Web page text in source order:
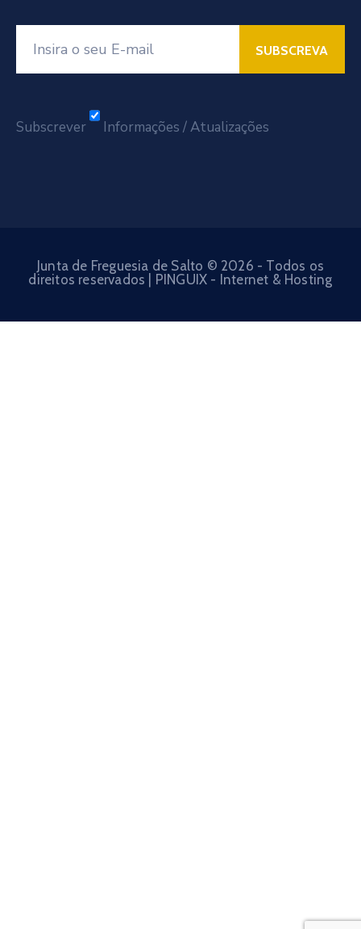
Subscrever Informações / Atualizações
Junta de Freguesia de Salto © 2026 - Todos os
direitos reservados | PINGUIX - Internet & Hosting